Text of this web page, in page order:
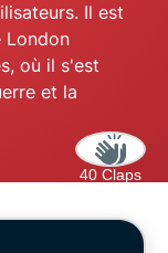
Il est
London
où il s'est
et la
40 Claps